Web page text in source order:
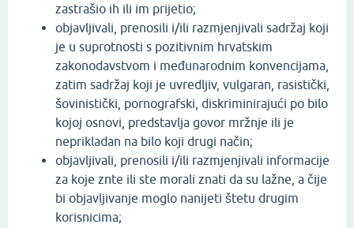
zastrašio ih ili im prijetio;
objavljivali, prenosili i/ili razmjenjivali sadržaj koji
je u suprotnosti s pozitivnim hrvatskim
zakonodavstvom i međunarodnim konvencijama,
zatim sadržaj koji je uvredljiv, vulgaran, rasistički,
šovinistički, pornografski, diskriminirajući po bilo
kojoj osnovi, predstavlja govor mržnje ili je
neprikladan na bilo koji drugi način;
objavljivali, prenosili i/ili razmjenjivali informacije
za koje znte ili ste morali znati da su lažne, a čije
bi objavljivanje moglo nanijeti štetu drugim
korisnicima;